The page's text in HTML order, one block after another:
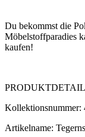
Du bekommst die
Möbelstoffparadies
kaufen!
Kollektionsnummer:
Artikelname: